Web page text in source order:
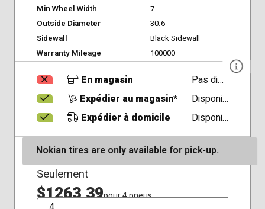
Min Wheel Width
7
Outside Diameter
30.6
Sidewall
Black Sidewall
Warranty Mileage
100000
En magasin
Pas disponible
Expédier au magasin*
Disponible
Expédier à domicile
Disponible
Nokian tires are only available for pick-up.
Seulement
$1263,39pour 4 pneus